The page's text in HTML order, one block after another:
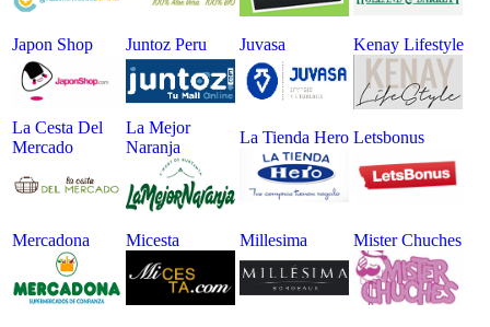
Japon Shop Juntoz Peru Juvasa Kenay Lifestyle
La Cesta Del
Mercado
La Mejor
Naranja
La Tienda Hero Letsbonus
Mercadona Micesta Millesima Mister Chuches